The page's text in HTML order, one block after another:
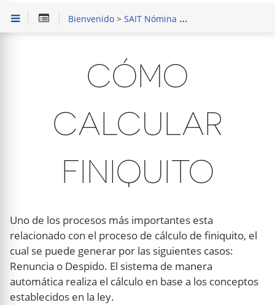
Bienvenido> SAIT Nómina Procesos frecuentes
CÓMO
CALCULAR
FINIQUITO
Uno de los procesos más importantes esta
relacionado con el proceso de cálculo de finiquito, el
cual se puede generar por las siguientes casos:
Renuncia o Despido. El sistema de manera
automática realiza el cálculo en base a los conceptos
establecidos en la ley.